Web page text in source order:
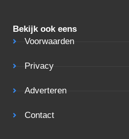
Bekijk ook eens
Voorwaarden
Privacy
Adverteren
Contact